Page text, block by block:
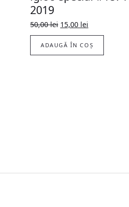
2019
50,00lei Prețul
inițial
a
fost:
15,00 lei
curent
este:
15,00 lei.
ADAUGĂ ÎN COȘ